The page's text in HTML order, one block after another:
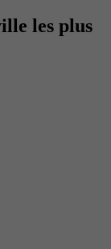
les plus